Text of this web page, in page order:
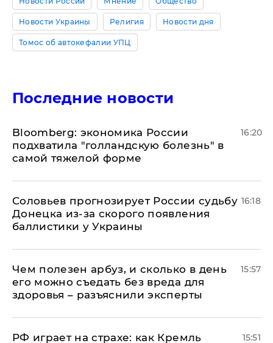
Новости Украины Религия Новости дня
Томос об автокефалии УПЦ
Последние новости
Bloomberg: экономика России
подхватила "голландскую болезнь" в
самой тяжелой форме
16:20
Соловьев прогнозирует России судьбу
Донецка из-за скорого появления
баллистики у Украины
16:18
Чем полезен арбуз, и сколько в день
его можно съедать без вреда для
здоровья – разъяснили эксперты
15:57
РФ играет на страхе: как Кремль 15:51